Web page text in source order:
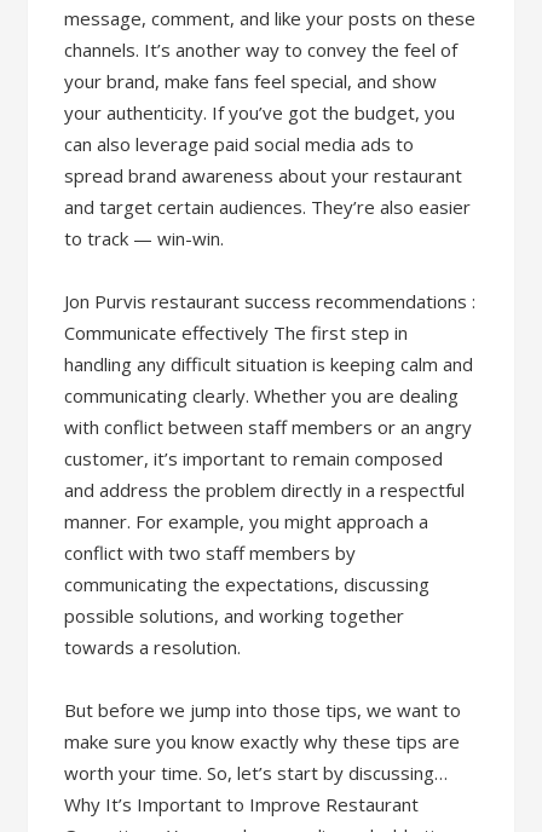
message, comment, and like your posts on these
channels. It’s another way to convey the feel of
your brand, make fans feel special, and show
your authenticity. If you’ve got the budget, you
can also leverage paid social media ads to
spread brand awareness about your restaurant
and target certain audiences. They’re also easier
to track — win-win.
Jon Purvis restaurant success recommendations :
Communicate effectively The first step in
handling any difficult situation is keeping calm and
communicating clearly. Whether you are dealing
with conflict between staff members or an angry
customer, it’s important to remain composed
and address the problem directly in a respectful
manner. For example, you might approach a
conflict with two staff members by
communicating the expectations, discussing
possible solutions, and working together
towards a resolution.
But before we jump into those tips, we want to
make sure you know exactly why these tips are
worth your time. So, let’s start by discussing…
Why It’s Important to Improve Restaurant